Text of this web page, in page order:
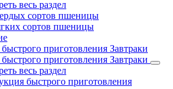
весь раздел
сортов пшеницы
сортов пшеницы
приготовления Завтраки
приготовления Завтраки
весь раздел
быстрого приготовления